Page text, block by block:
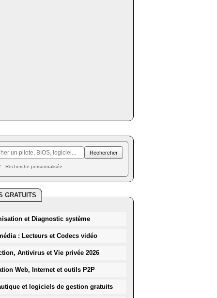
Recherche personnalisée
GRATUITS
et Diagnostic système
: Lecteurs et Codecs vidéo
Antivirus et Vie privée 2026
Web, Internet et outils P2P
et logiciels de gestion gratuits